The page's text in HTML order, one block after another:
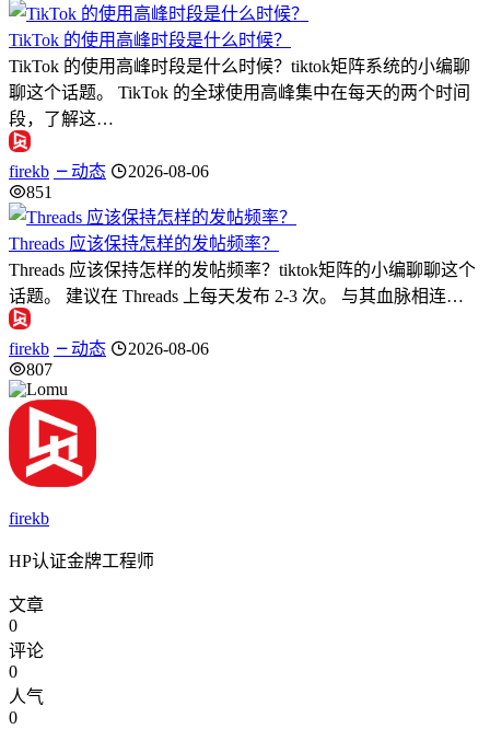
TikTok 的使用高峰时段是什么时候？
TikTok 的使用高峰时段是什么时候？tiktok矩阵系统的小编聊
聊这个话题。 TikTok 的全球使用高峰集中在每天的两个时间
段，了解这…
firekb 动态
2026-08-06
851
Threads 应该保持怎样的发帖频率？
Threads 应该保持怎样的发帖频率？tiktok矩阵的小编聊聊这个
话题。 建议在 Threads 上每天发布 2-3 次。 与其血脉相连…
firekb 动态
2026-08-06
807
firekb
HP认证金牌工程师
文章
0
评论
0
人气
0